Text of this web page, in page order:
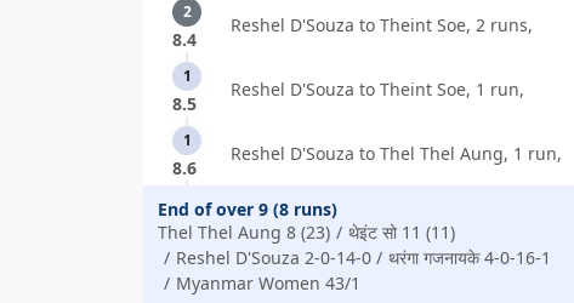
2
8.4
Reshel D'Souza to Theint Soe, 2 runs,
1
8.5
Reshel D'Souza to Theint Soe, 1 run,
1
8.6
Reshel D'Souza to Thel Thel Aung, 1 run,
End of over 9 (8 runs)
Thel Thel Aung 8 (23)
थेइंट सो 11 (11)
Reshel D'Souza 2-0-14-0
थरंगा गजनायके 4-0-16-1
Myanmar Women 43/1